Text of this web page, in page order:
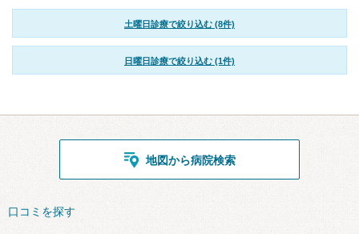
土曜日診療で絞り込む (8件)
日曜日診療で絞り込む (1件)
地図から病院検索
口コミを探す